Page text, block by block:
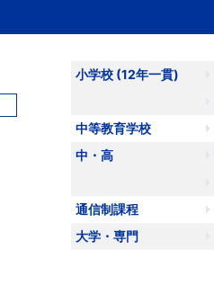
小学校 (12年一貫)
中等教育学校
中・高
通信制課程
大学・専門